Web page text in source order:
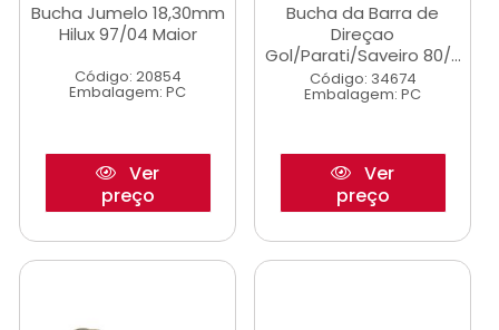
Bucha Jumelo 18,30mm
Hilux 97/04 Maior
Código: 20854
Embalagem: PC
Ver
preço
Bucha da Barra de
Direçao
Gol/Parati/Saveiro 80/...
Código: 34674
Embalagem: PC
Ver
preço